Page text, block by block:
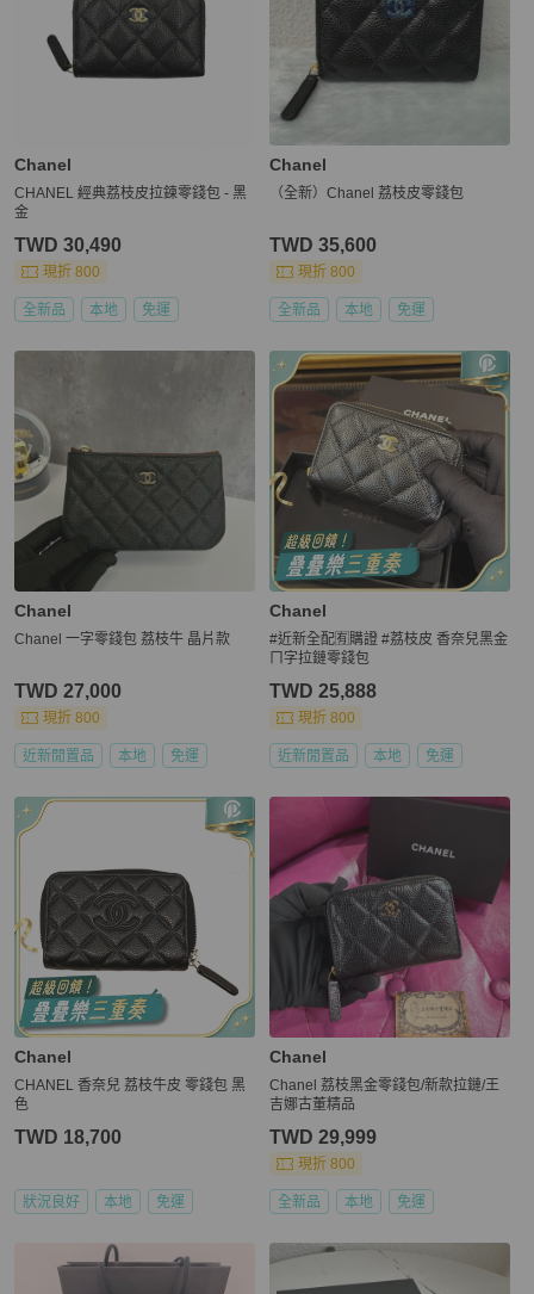
Chanel
CHANEL 經典荔枝皮拉鍊零錢包 - 黑
金
TWD 30,490
現折 800
全新品 本地 免運
Chanel
（全新）Chanel 荔枝皮零錢包
TWD 35,600
現折 800
全新品 本地 免運
Chanel
Chanel 一字零錢包 荔枝牛 晶片款
TWD 27,000
現折 800
近新閒置品 本地 免運
Chanel
#近新全配🈶購證 #荔枝皮 香奈兒黑金
ㄇ字拉鏈零錢包
TWD 25,888
現折 800
近新閒置品 本地 免運
Chanel
CHANEL 香奈兒 荔枝牛皮 零錢包 黑
色
TWD 18,700
狀況良好 本地 免運
Chanel
Chanel 荔枝黑金零錢包/新款拉鏈/王
吉娜古董精品
TWD 29,999
現折 800
全新品 本地 免運